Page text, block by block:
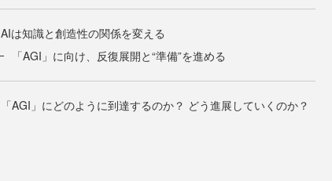
AIは知識と創造性の関係を変える
「AGI」に向け、反復展開と“準備”を進める
「AGI」にどのように到達するのか？ どう進展していくのか？